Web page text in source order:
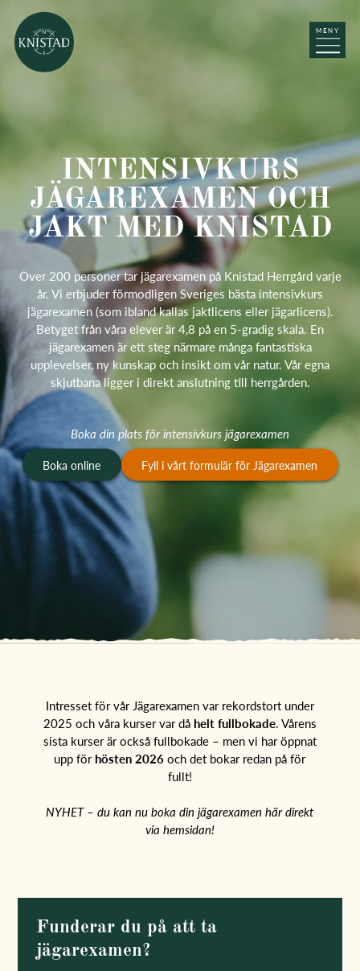
MENY
INTENSIVKURS
JÄGAREXAMEN OCH
JAKT MED KNISTAD
Över 200 personer tar jägarexamen på Knistad Herrgård varje
år. Vi erbjuder förmodligen Sveriges bästa intensivkurs
jägarexamen (som ibland kallas jaktlicens eller jägarlicens).
Betyget från våra elever är 4,8 på en 5-gradig skala. En
jägarexamen är ett steg närmare många fantastiska
upplevelser, ny kunskap och insikt om vår natur. Vår egna
skjutbana ligger i direkt anslutning till herrgården.
Boka din plats för intensivkurs jägarexamen
Boka online Fyll i vårt formulär för Jägarexamen
Intresset för vår Jägarexamen var rekordstort under
2025 och våra kurser var då helt fullbokade. Vårens
sista kurser är också fullbokade – men vi har öppnat
upp förhösten 2026och det bokar redan på för
fullt!
NYHET – du kan nu boka din jägarexamen här direkt
via hemsidan!
Funderar du på att ta
jägarexamen?